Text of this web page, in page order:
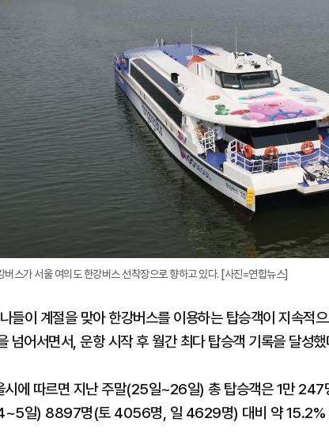
버스가 서울 여의도 한강버스 선착장으로 향하고 있다. [사진=연합뉴스]
들이 계절을 맞아 한강버스를 이용하는 탑승객이 지속적
넘어서면서, 운항 시작 후 월간 최다 탑승객 기록을 달성했
시에 따르면 지난 주말(25일~26일) 총 탑승객은 1만
일) 8897명(토 4056명, 일 4629명) 대비 약 15.2%